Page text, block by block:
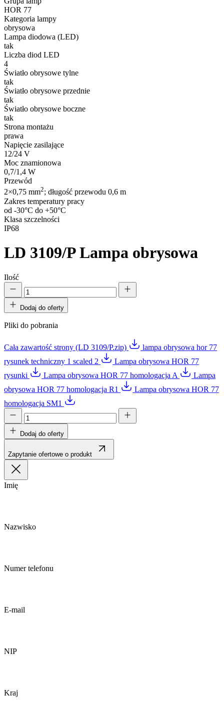
HOR 77
Kategoria lampy
obrysowa
Lampa diodowa (LED)
tak
Liczba diod LED
4
Światło obrysowe tylne
tak
Światło obrysowe przednie
tak
Światło obrysowe boczne
tak
Strona montażu
prawa
Napięcie zasilające
12/24 V
Moc znamionowa
0,7/1,4 W
Przewód
2×0,75 mm2; długość przewodu 0,6 m
Zakres temperatury pracy
od -30°C do +50°C
Klasa szczelności
IP68
LD 3109/P Lampa obrysowa
Ilość
Dodaj do oferty
Pliki do pobrania
Cała zawartość strony (LD 3109/P.zip)
lampa obrysowa hor 77
rysunek techniczny 1 scaled 2
Lampa obrysowa HOR 77
rysunki
Lampa obrysowa HOR 77 homologacja A
Lampa
obrysowa HOR 77 homologacja R1
Lampa obrysowa HOR 77
homologacja SM1
Dodaj do oferty
Zapytanie ofertowe o produkt
Imię
Nazwisko
Numer telefonu
E-mail
NIP
Kraj